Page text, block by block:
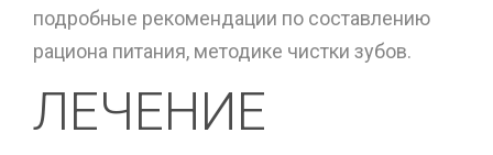
подробные рекомендации по составлению
рациона питания, методике чистки зубов.
ЛЕЧЕНИЕ